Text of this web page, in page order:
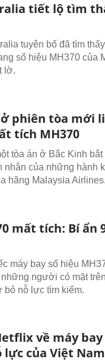
tiết lộ tìm
tuyên bố đã tìm
số hiệu MH370 của
lờ.
phiên tòa mới
tích MH370
tòa án ở Bắc Kinh
nhân của những hành
hãng Malaysia Airlines.
mất tích: Bí ẩn
máy bay số hiệu
người có mặt
bỏ nỗ lực tìm kiếm.
về máy
của Việt